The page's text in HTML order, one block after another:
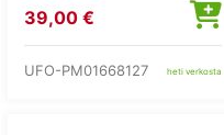
39,00 €
UFO-PM01668127 heti verkosta